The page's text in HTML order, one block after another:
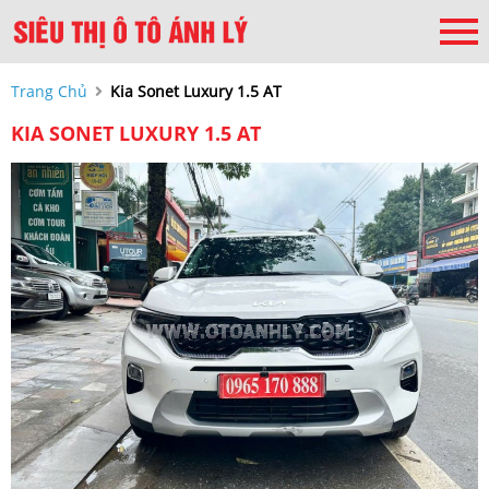
Trang Chủ Kia Sonet Luxury 1.5 AT
KIA SONET LUXURY 1.5 AT